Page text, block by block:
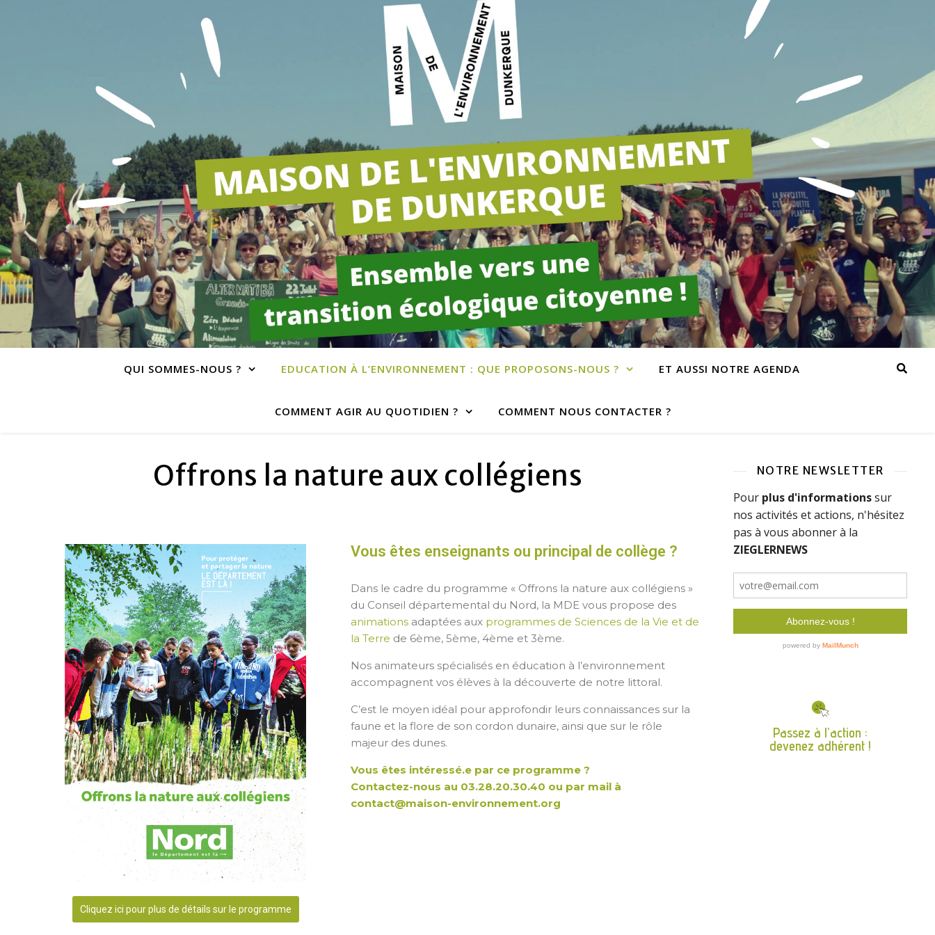
QUI SOMMES-NOUS ? EDUCATION À L’ENVIRONNEMENT : QUE PROPOSONS-NOUS ? ET AUSSI NOTRE AGENDA
COMMENT AGIR AU QUOTIDIEN ? COMMENT NOUS CONTACTER ?
Offrons la nature aux collégiens
Cliquez ici pour plus de détails sur le programme
Vous êtes enseignants ou principal de collège ?
Dans le cadre du programme « Offrons la nature aux collégiens »
du Conseil départemental du Nord, la MDE vous propose des
animationsadaptées auxprogrammes de Sciences de la Vie et de
la Terre de 6ème, 5ème, 4ème et 3ème.
Nos animateurs spécialisés en éducation à l’environnement
accompagnent vos élèves à la découverte de notre littoral.
C’est le moyen idéal pour approfondir leurs connaissances sur la
faune et la flore de son cordon dunaire, ainsi que sur le rôle
majeur des dunes.
Vous êtes intéressé.e par ce programme ?
Contactez-nous au 03.28.20.30.40 ou par mail à
contact@maison-environnement.org
NOTRE NEWSLETTER
Passez à l'action :
devenez adhérent !